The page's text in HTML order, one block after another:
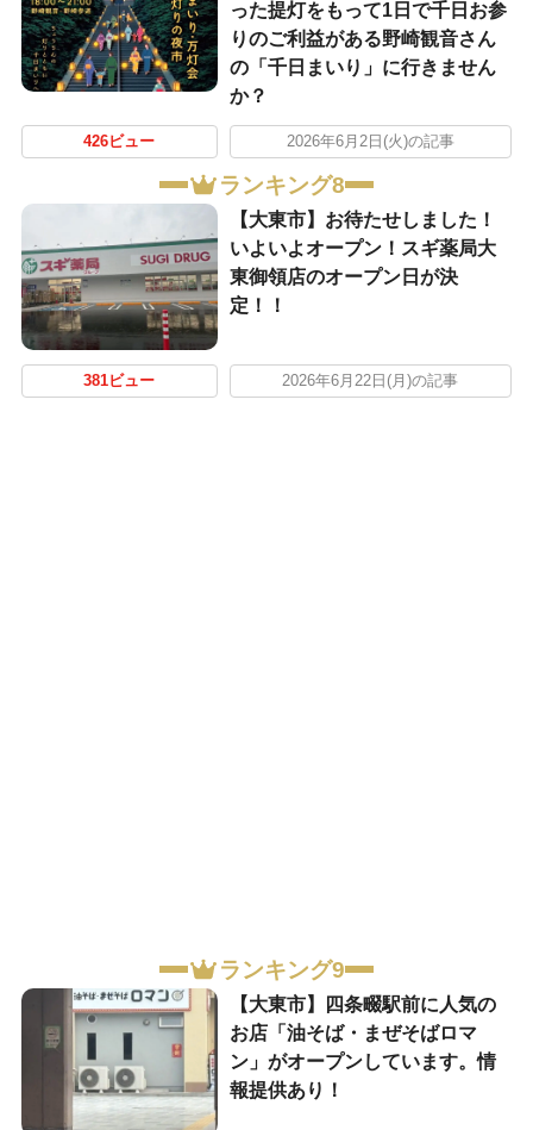
った提灯をもって1日で千日お参
りのご利益がある野崎観音さん
の「千日まいり」に行きません
か？
426ビュー 2026年6月2日(火)の記事
ランキング8
【大東市】お待たせしました！
いよいよオープン！スギ薬局大
東御領店のオープン日が決
定！！
381ビュー 2026年6月22日(月)の記事
ランキング9
【大東市】四条畷駅前に人気の
お店「油そば・まぜそばロマ
ン」がオープンしています。情
報提供あり！